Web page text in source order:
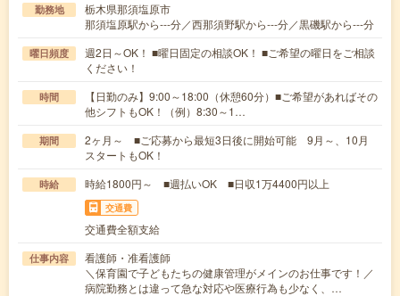
勤務地
栃木県那須塩原市
那須塩原駅から---分／西那須野駅から---分／黒磯駅から---分
曜日頻度
週2日～OK！ ■曜日固定の相談OK！ ■ご希望の曜日をご相談
ください！
時間
【日勤のみ】9:00～18:00（休憩60分）■ご希望があればその
他シフトもOK！（例）8:30～1…
期間
2ヶ月～ ■ご応募から最短3日後に開始可能 9月～、10月
スタートもOK！
時給 時給1800円～ ■週払いOK ■日収1万4400円以上
交通費
交通費全額支給
仕事内容
看護師・准看護師
＼保育園で子どもたちの健康管理がメインのお仕事です！／
病院勤務とは違って急な対応や医療行為も少なく、…